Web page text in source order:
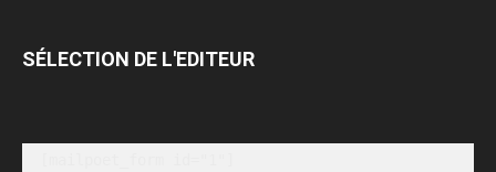
SÉLECTION DE L'EDITEUR